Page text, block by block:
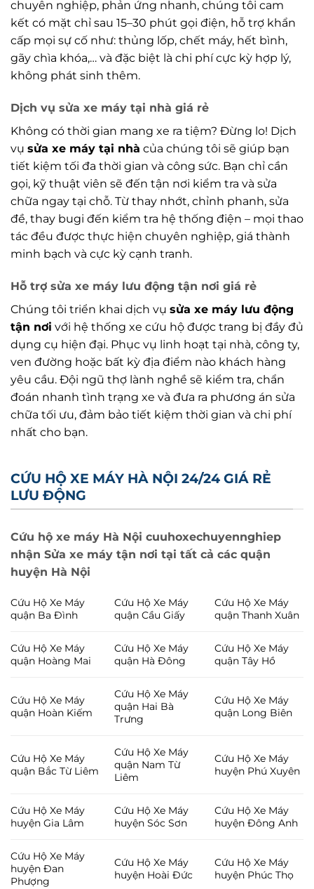
chuyên nghiệp, phản ứng nhanh, chúng tôi cam
kết có mặt chỉ sau 15–30 phút gọi điện, hỗ trợ khẩn
cấp mọi sự cố như: thủng lốp, chết máy, hết bình,
gãy chìa khóa,… và đặc biệt là chi phí cực kỳ hợp lý,
không phát sinh thêm.
Dịch vụ sửa xe máy tại nhà giá rẻ
Không có thời gian mang xe ra tiệm? Đừng lo! Dịch
vụ sửa xe máy tại nhà của chúng tôi sẽ giúp bạn
tiết kiệm tối đa thời gian và công sức. Bạn chỉ cần
gọi, kỹ thuật viên sẽ đến tận nơi kiểm tra và sửa
chữa ngay tại chỗ. Từ thay nhớt, chỉnh phanh, sửa
đề, thay bugi đến kiểm tra hệ thống điện – mọi thao
tác đều được thực hiện chuyên nghiệp, giá thành
minh bạch và cực kỳ cạnh tranh.
Hỗ trợ sửa xe máy lưu động tận nơi giá rẻ
Chúng tôi triển khai dịch vụ sửa xe máy lưu động
tận nơi với hệ thống xe cứu hộ được trang bị đầy đủ
dụng cụ hiện đại. Phục vụ linh hoạt tại nhà, công ty,
ven đường hoặc bất kỳ địa điểm nào khách hàng
yêu cầu. Đội ngũ thợ lành nghề sẽ kiểm tra, chẩn
đoán nhanh tình trạng xe và đưa ra phương án sửa
chữa tối ưu, đảm bảo tiết kiệm thời gian và chi phí
nhất cho bạn.
CỨU HỘ XE MÁY HÀ NỘI 24/24 GIÁ RẺ
LƯU ĐỘNG
Cứu hộ xe máy Hà Nội cuuhoxechuyennghiep
nhận Sửa xe máy tận nơi tại tất cả các quận
huyện Hà Nội
Cứu Hộ Xe Máy
quận Ba Đình
Cứu Hộ Xe Máy
quận Cầu Giấy
Cứu Hộ Xe Máy
quận Thanh Xuân
Cứu Hộ Xe Máy
quận Hoàng Mai
Cứu Hộ Xe Máy
quận Hà Đông
Cứu Hộ Xe Máy
quận Tây Hồ
Cứu Hộ Xe Máy
quận Hoàn Kiếm
Cứu Hộ Xe Máy
quận Hai Bà
Trưng
Cứu Hộ Xe Máy
quận Long Biên
Cứu Hộ Xe Máy
quận Bắc Từ Liêm
Cứu Hộ Xe Máy
quận Nam Từ
Liêm
Cứu Hộ Xe Máy
huyện Phú Xuyên
Cứu Hộ Xe Máy
huyện Gia Lâm
Cứu Hộ Xe Máy
huyện Sóc Sơn
Cứu Hộ Xe Máy
huyện Đông Anh
Cứu Hộ Xe Máy
huyện Đan
Phượng
Cứu Hộ Xe Máy
huyện Hoài Đức
Cứu Hộ Xe Máy
huyện Phúc Thọ